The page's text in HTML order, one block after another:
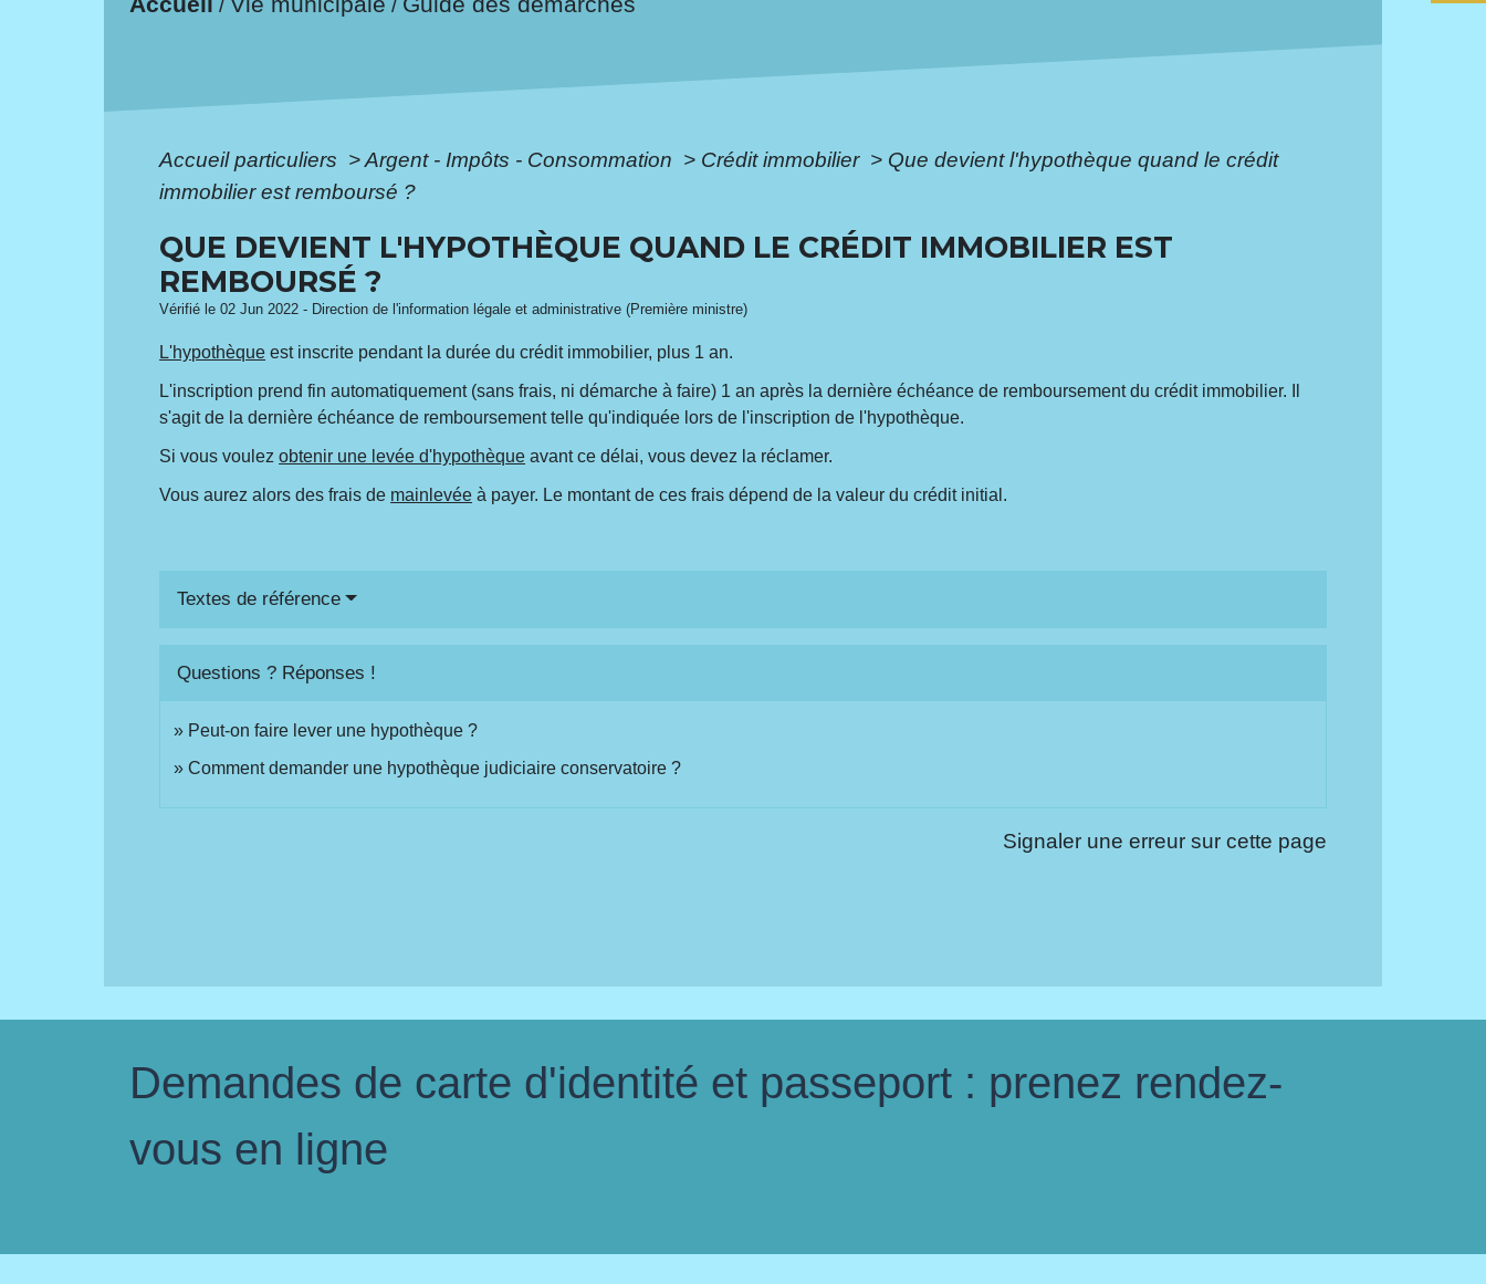
/ /
Accueil particuliers >Argent - Impôts - Consommation > Crédit immobilier > Que devient l'hypothèque quand le crédit
immobilier est remboursé ?
QUE DEVIENT L'HYPOTHÈQUE QUAND LE CRÉDIT IMMOBILIER EST
REMBOURSÉ ?
Vérifié le 02 Jun 2022 - Direction de l'information légale et administrative (Première ministre)
L'hypothèque est inscrite pendant la durée du crédit immobilier, plus 1 an.
L'inscription prend fin automatiquement (sans frais, ni démarche à faire) 1 an après la dernière échéance de remboursement du crédit immobilier. Il
s'agit de la dernière échéance de remboursement telle qu'indiquée lors de l'inscription de l'hypothèque.
Si vous voulezobtenir une levée d'hypothèque avant ce délai, vous devez la réclamer.
Vous aurez alors des frais de mainlevée à payer. Le montant de ces frais dépend de la valeur du crédit initial.
Textes de référence
Questions ? Réponses !
Peut-on faire lever une hypothèque ?
Comment demander une hypothèque judiciaire conservatoire ?
Signaler une erreur sur cette page
Demandes de carte d'identité et passeport : prenez rendez-
vous en ligne